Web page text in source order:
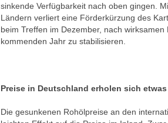
sinkende Verfügbarkeit nach oben gingen.
Ländern verliert eine Förderkürzung des
beim Treffen im Dezember, nach
kommenden Jahr zu stabilisieren.
Preise in Deutschland erholen sich etwas
Die gesunkenen Rohölpreise an den